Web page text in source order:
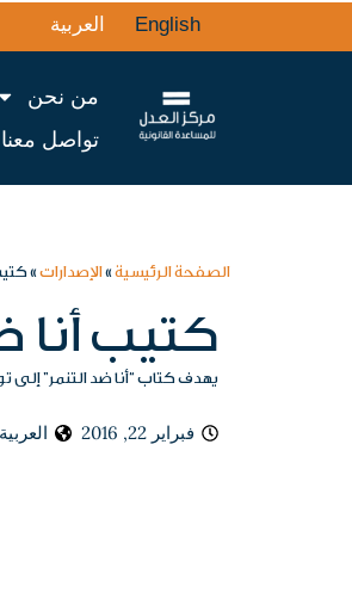
English العربية
من نحن
تواصل معنا
الصفحة الرئيسية»الإصدارات»
كتيب أنا
يهدف كتاب “أنا ضد التنمر” إلى توعية الأطفال من عمر 8 إلى 14 سنة بمفهوم التنمر وأشكاله وآليات
فبراير 22, 2016 العربية